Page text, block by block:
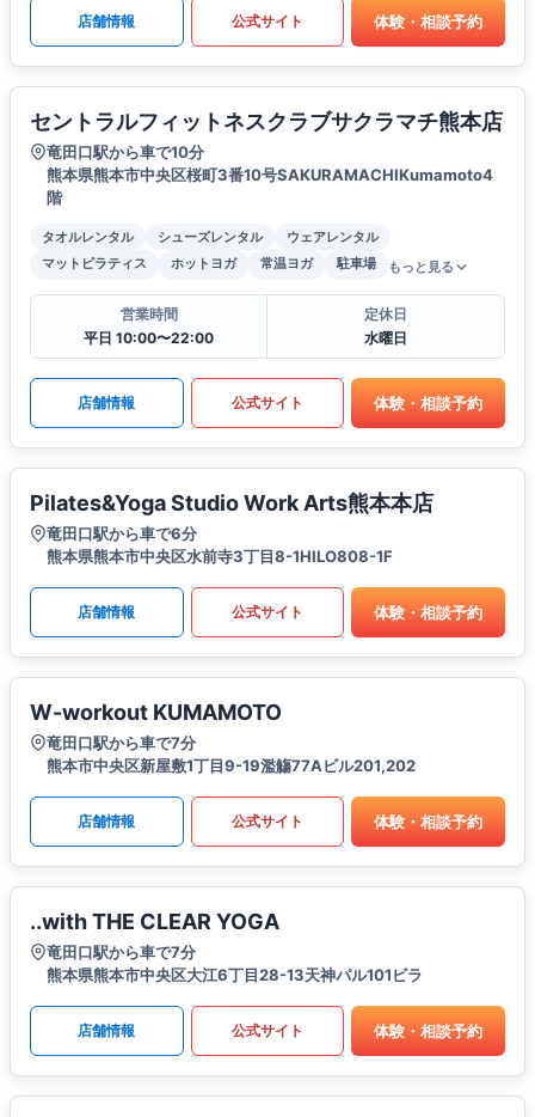
店舗情報 公式サイト 体験・相談予約
セントラルフィットネスクラブサクラマチ熊本店
竜田口駅から車で10分
熊本県熊本市中央区桜町3番10号SAKURAMACHIKumamoto4
階
タオルレンタル シューズレンタル
ウェアレンタル
マットピラティス
ホットヨガ 常温ヨガ 駐車場 もっと見る
営業時間
平日 10:00〜22:00
定休日
水曜日
店舗情報 公式サイト 体験・相談予約
Pilates&Yoga Studio Work Arts熊本本店
竜田口駅から車で6分
熊本県熊本市中央区水前寺3丁目8-1HILO808-1F
店舗情報 公式サイト 体験・相談予約
W-workout KUMAMOTO
竜田口駅から車で7分
熊本市中央区新屋敷1丁目9-19濫觴77Aビル201,202
店舗情報 公式サイト 体験・相談予約
..with THE CLEAR YOGA
竜田口駅から車で7分
熊本県熊本市中央区大江6丁目28-13天神パル101ビラ
店舗情報 公式サイト 体験・相談予約